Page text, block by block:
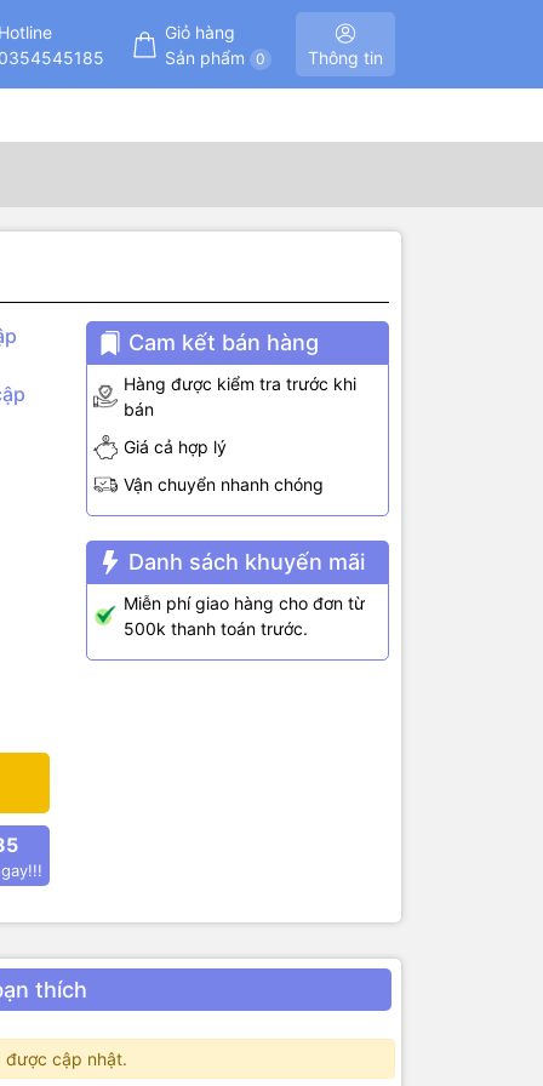
Hotline
0354545185
Giỏ hàng
Sản phẩm
0 Thông tin
Cam kết bán hàng
Hàng được kiểm tra trước khi
bán
Giá cả hợp lý
Vận chuyển nhanh chóng
Danh sách khuyến mãi
Miễn phí giao hàng cho đơn từ
500k thanh toán trước.
thích
được cập nhật.
cắm